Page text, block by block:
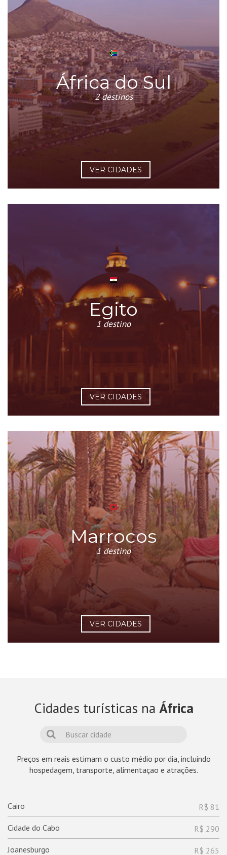
África do Sul
2 destinos
VER CIDADES
Egito
1 destino
VER CIDADES
Marrocos
1 destino
VER CIDADES
Cidades turísticas na África
Preços em reais estimam o custo médio por dia, incluindo
hospedagem, transporte, alimentaçao e atrações.
R$ 81
Cairo
R$ 290
Cidade do Cabo
R$ 265
Joanesburgo